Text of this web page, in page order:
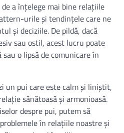
a înțelege mai bine relațiile
urile și tendințele care ne
și deciziile. De pildă, dacă
sau ostil, acest lucru poate
o lipsă de comunicare în
un pui care este calm și liniștit,
sănătoasă și armonioasă.
despre pui, putem să
în relațiile noastre și